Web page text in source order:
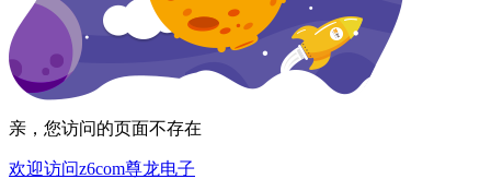
亲，您访问的页面不存在
欢迎访问z6com尊龙电子